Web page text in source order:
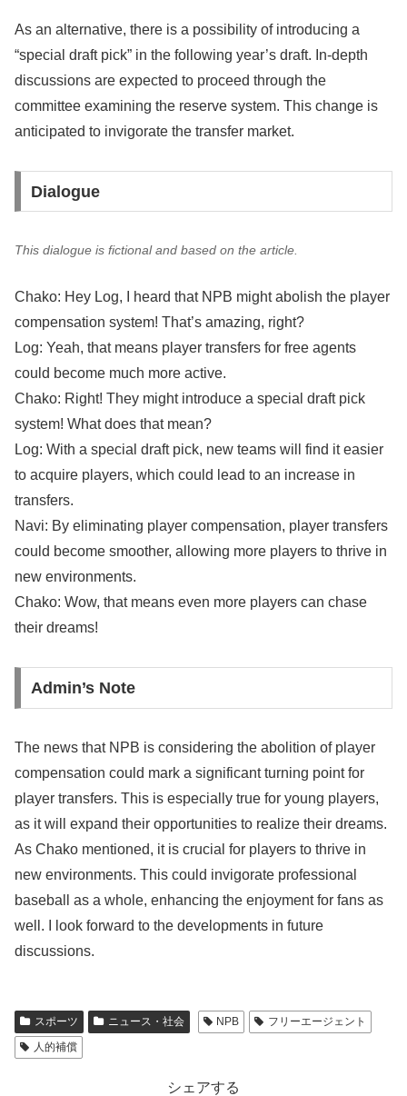
As an alternative, there is a possibility of introducing a
“special draft pick” in the following year’s draft. In-depth
discussions are expected to proceed through the
committee examining the reserve system. This change is
anticipated to invigorate the transfer market.
Dialogue
This dialogue is fictional and based on the article.
Chako: Hey Log, I heard that NPB might abolish the player
compensation system! That’s amazing, right?
Log: Yeah, that means player transfers for free agents
could become much more active.
Chako: Right! They might introduce a special draft pick
system! What does that mean?
Log: With a special draft pick, new teams will find it easier
to acquire players, which could lead to an increase in
transfers.
Navi: By eliminating player compensation, player transfers
could become smoother, allowing more players to thrive in
new environments.
Chako: Wow, that means even more players can chase
their dreams!
Admin’s Note
The news that NPB is considering the abolition of player
compensation could mark a significant turning point for
player transfers. This is especially true for young players,
as it will expand their opportunities to realize their dreams.
As Chako mentioned, it is crucial for players to thrive in
new environments. This could invigorate professional
baseball as a whole, enhancing the enjoyment for fans as
well. I look forward to the developments in future
discussions.
スポーツ ニュース・社会 NPB
フリーエージェント
人的補償
シェアする